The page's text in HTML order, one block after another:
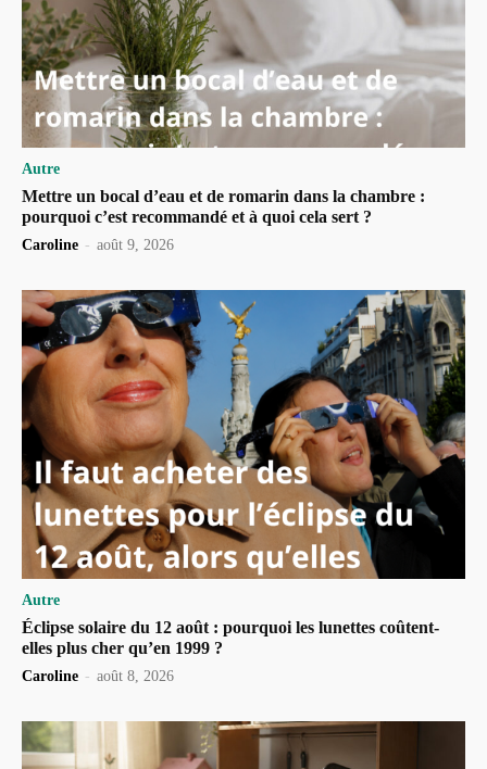
Autre
Mettre un bocal d’eau et de romarin dans la chambre :
pourquoi c’est recommandé et à quoi cela sert ?
Caroline - août 9, 2026
Autre
Éclipse solaire du 12 août : pourquoi les lunettes coûtent-
elles plus cher qu’en 1999 ?
Caroline - août 8, 2026